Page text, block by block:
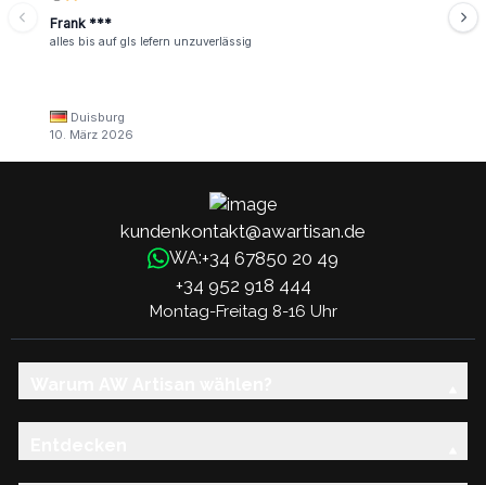
Frank ***
alles bis auf gls lefern unzuverlässig
Duisburg
10. März 2026
kundenkontakt@awartisan.de
WA:+34 67850 20 49
+34 952 918 444
Montag-Freitag 8-16 Uhr